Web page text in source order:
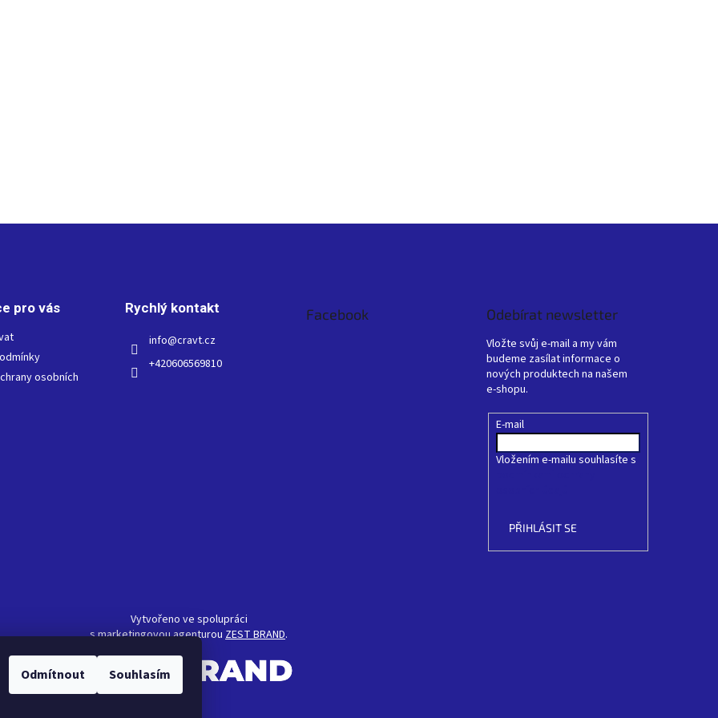
Odmítnout Souhlasím
pro vás
osobních
Rychlý kontakt
info@cravt.cz
+420606569810
Facebook Odebírat newsletter
Vložte svůj e-mail a my vám
budeme zasílat informace o
nových produktech na našem
e-shopu.
E-mail
Vložením e-mailu souhlasíte s
PŘIHLÁSIT SE
Vytvořeno ve spolupráci
s marketingovou agenturou ZEST BRAND.